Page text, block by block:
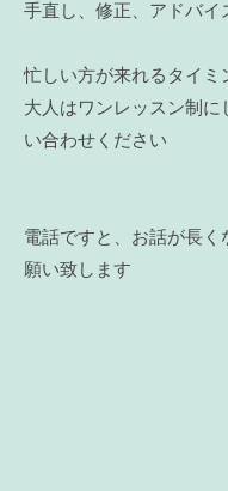
手直し、修正、アドバイ
忙しい方が来れるタイ
大人はワンレッスン制
い合わせください
電話ですと、お話が長
願い致します